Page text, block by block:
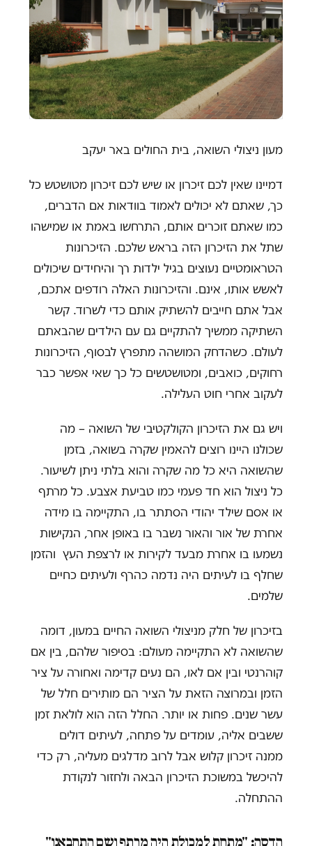
מעון ניצולי השואה, בית החולים באר יעקב
דמיינו שאין לכם זיכרון או שיש לכם זיכרון מטושטש כל
כך, שאתם לא יכולים לאמוד בוודאות אם הדברים,
כמו שאתם זוכרים אותם, התרחשו באמת או שמישהו
שתל את הזיכרון הזה בראש שלכם. הזיכרונות
הטראומטיים נעוצים בגיל ילדות רך והיחידים שיכולים
לאשש אותו, אינם. והזיכרונות האלה רודפים אתכם,
אבל אתם חייבים להשתיק אותם כדי לשרוד. קשר
השתיקה ממשיך להתקיים גם עם הילדים שהבאתם
לעולם. כשהדחק המושהה מתפרץ לבסוף, הזיכרונות
רחוקים, כואבים, ומטושטשים כל כך שאי אפשר כבר
לעקוב אחרי חוט העלילה.
ויש גם את הזיכרון הקולקטיבי של השואה – מה
שכולנו היינו רוצים להאמין שקרה בשואה, בזמן
שהשואה היא כל מה שקרה והוא בלתי ניתן לשיעור.
כל ניצול הוא חד פעמי כמו טביעת אצבע. כל מרתף
או אסם שילד יהודי הסתתר בו, התקיימה בו מידה
אחרת של אור והאור נשבר בו באופן אחר, הנקישות
נשמעו בו אחרת מבעד לקירות או לרצפת העץ והזמן
שחלף בו לעיתים היה נדמה כהרף ולעיתים כחיים
שלמים.
בזיכרון של חלק מניצולי השואה החיים במעון, דומה
שהשואה לא התקיימה מעולם: בסיפור שלהם, בין אם
קוהרנטי ובין אם לאו, הם נעים קדימה ואחורה על ציר
הזמן ובמרוצה הזאת על הציר הם מותירים חלל של
עשר שנים. פחות או יותר. החלל הזה הוא לולאת זמן
ששבים אליה, עומדים על פתחה, לעיתים דולים
ממנה זיכרון קלוש אבל לרוב מדלגים מעליה, רק כדי
להיכשל במשוכת הזיכרון הבאה ולחזור לנקודת
ההתחלה.
הדסה: "מתחת למכולת היה מרתף ושם התחבאנו"